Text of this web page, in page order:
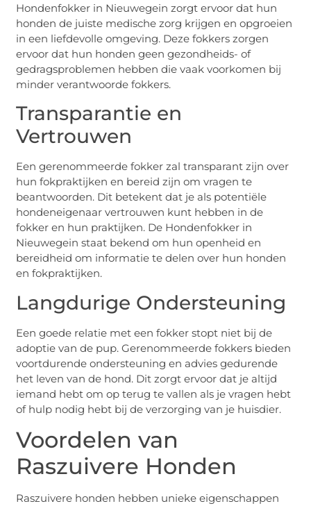
Hondenfokker in Nieuwegein zorgt ervoor dat hun
honden de juiste medische zorg krijgen en opgroeien
in een liefdevolle omgeving. Deze fokkers zorgen
ervoor dat hun honden geen gezondheids- of
gedragsproblemen hebben die vaak voorkomen bij
minder verantwoorde fokkers.
Transparantie en
Vertrouwen
Een gerenommeerde fokker zal transparant zijn over
hun fokpraktijken en bereid zijn om vragen te
beantwoorden. Dit betekent dat je als potentiële
hondeneigenaar vertrouwen kunt hebben in de
fokker en hun praktijken. De Hondenfokker in
Nieuwegein staat bekend om hun openheid en
bereidheid om informatie te delen over hun honden
en fokpraktijken.
Langdurige Ondersteuning
Een goede relatie met een fokker stopt niet bij de
adoptie van de pup. Gerenommeerde fokkers bieden
voortdurende ondersteuning en advies gedurende
het leven van de hond. Dit zorgt ervoor dat je altijd
iemand hebt om op terug te vallen als je vragen hebt
of hulp nodig hebt bij de verzorging van je huisdier.
Voordelen van
Raszuivere Honden
Raszuivere honden hebben unieke eigenschappen